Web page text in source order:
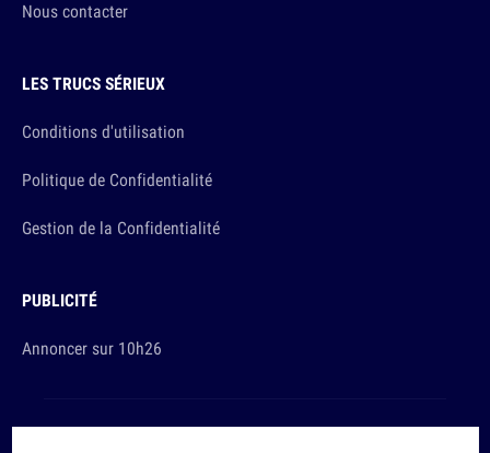
Nous contacter
LES TRUCS SÉRIEUX
Conditions d'utilisation
Politique de Confidentialité
Gestion de la Confidentialité
PUBLICITÉ
Annoncer sur 10h26